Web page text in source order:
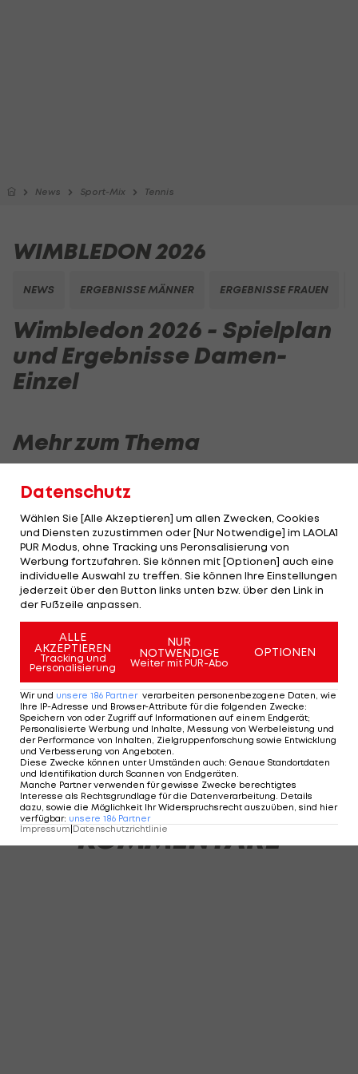
News Sport-Mix Tennis
WIMBLEDON 2026
NEWS ERGEBNISSE MÄNNER ERGEBNISSE FRAUEN
Wimbledon 2026 - Spielplan
und Ergebnisse Damen-
Einzel
Mehr zum Thema
Schülerinnenliga:
Rekordsieger
Polgargymnasium
triumphiert erneut
Fußball
Prilasnig:
Algerien,
Spanien"
Fußball
KOMMENTARE
Datenschutz
Wählen Sie [Alle Akzeptieren] um allen Zwecken, Cookies
und Diensten zuzustimmen oder [Nur Notwendige] im LAOLA1
PUR Modus, ohne Tracking uns Peronsalisierung von
Werbung fortzufahren. Sie können mit [Optionen] auch eine
individuelle Auswahl zu treffen. Sie können Ihre Einstellungen
jederzeit über den Button links unten bzw. über den Link in
der Fußzeile anpassen.
ALLE
AKZEPTIEREN
Tracking und
Personalisierung
NUR
NOTWENDIGE
Weiter mit PUR-Abo
OPTIONEN
Wir und unsere 186 Partner verarbeiten personenbezogene Daten, wie
Ihre IP-Adresse und Browser-Attribute für die folgenden Zwecke:
Speichern von oder Zugriff auf Informationen auf einem Endgerät;
Personalisierte Werbung und Inhalte, Messung von Werbeleistung und
der Performance von Inhalten, Zielgruppenforschung sowie Entwicklung
und Verbesserung von Angeboten.
Diese Zwecke können unter Umständen auch: Genaue Standortdaten
und Identifikation durch Scannen von Endgeräten.
Manche Partner verwenden für gewisse Zwecke berechtigtes
Interesse als Rechtsgrundlage für die Datenverarbeitung. Details
dazu, sowie die Möglichkeit Ihr Widerspruchsrecht auszuüben, sind hier
verfügbar: unsere 186 Partner
Impressum Datenschutzrichtlinie